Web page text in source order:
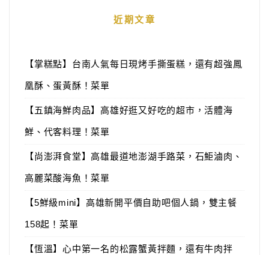
近期文章
【掌糕點】台南人氣每日現烤手撕蛋糕，還有超強鳳
凰酥、蛋黃酥！菜單
【五鎮海鮮肉品】高雄好逛又好吃的超市，活體海
鮮、代客料理！菜單
【尚澎湃食堂】高雄最道地澎湖手路菜，石鮔滷肉、
高麗菜酸海魚！菜單
【5鮮級mini】高雄新開平價自助吧個人鍋，雙主餐
158起！菜單
【恆溫】心中第一名的松露蟹黃拌麵，還有牛肉拌